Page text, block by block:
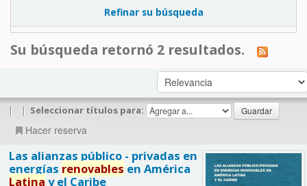
Refinar su búsqueda
Su búsqueda retornó 2 resultados.
| | Seleccionar títulos para:
Hacer reserva
Las alianzas público - privadas en
energías renovables en América
Latina y el Caribe